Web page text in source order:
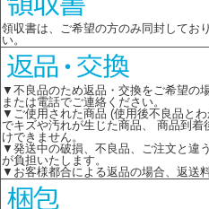
領収書は、ご希望の方のみ同封してお
い。
▼不良品のため返品・交換をご希望
または電話でご連絡ください。
▼ご使用された商品 (使用後不良品と
でキズや汚れが生じた商品、 商品到
けできません。
▼発送中の破損、不良品、ご注文と違
が負担いたします。
▼お客様都合による返品の場合、返送